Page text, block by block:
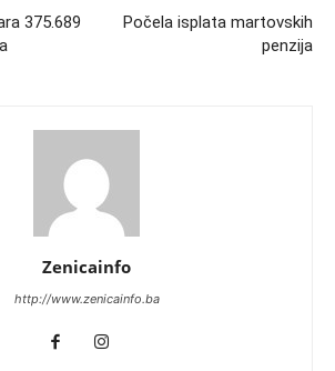
375.689
Počela isplata martovskih
penzija
Zenicainfo
http://www.zenicainfo.ba